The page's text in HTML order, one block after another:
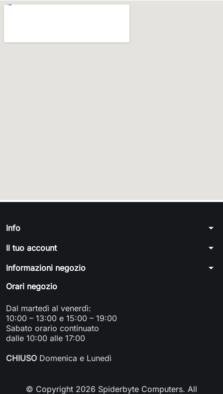
Info arrow_drop_down
Il tuo account arrow_drop_down
Informazioni negozio arrow_drop_down
Orari negozio
Dal martedì al venerdì:
10:00 – 13:00 e 15:00 – 19:00
Sabato orario continuato
dalle 10:00 alle 17:00
CHIUSO Domenica e Lunedì
© Copyright 2026 Spiderbyte Computers. All